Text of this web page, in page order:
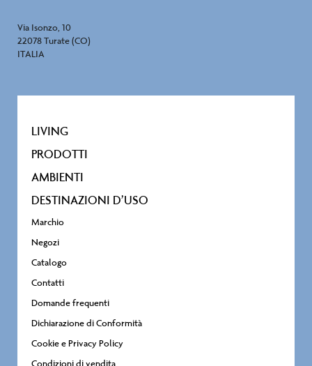
Via Isonzo, 10
22078 Turate (CO)
ITALIA
LIVING
PRODOTTI
AMBIENTI
DESTINAZIONI D’USO
Marchio
Negozi
Catalogo
Contatti
Domande frequenti
Dichiarazione di Conformità
Cookie e Privacy Policy
Condizioni di vendita